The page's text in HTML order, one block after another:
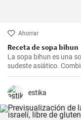
Ahorrar
Receta de sopa bihun
La sopa bihun es una
sudeste asiático.
verduras y los fideos
preparamos todas las
estika